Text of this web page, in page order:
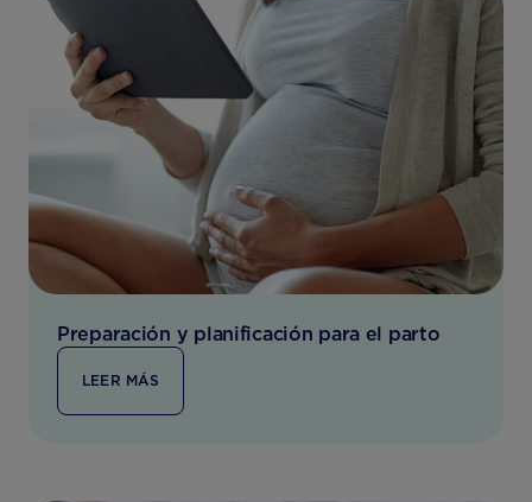
Preparación y planificación para el parto
LEER MÁS